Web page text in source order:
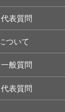
表質問
ついて
般質問
表質問